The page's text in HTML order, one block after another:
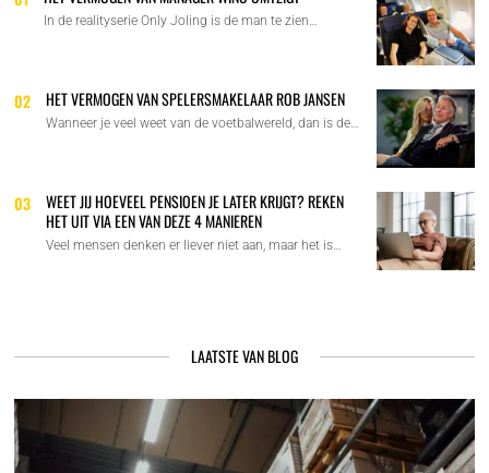
In de realityserie Only Joling is de man te zien…
02 HET VERMOGEN VAN SPELERSMAKELAAR ROB JANSEN
Wanneer je veel weet van de voetbalwereld, dan is de…
03
WEET JIJ HOEVEEL PENSIOEN JE LATER KRIJGT? REKEN
HET UIT VIA EEN VAN DEZE 4 MANIEREN
Veel mensen denken er liever niet aan, maar het is…
LAATSTE VAN BLOG